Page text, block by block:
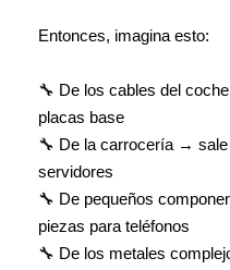
Entonces, imagina esto:
🔧 De los cables del
placas base
🔧 De la carrocería →
servidores
🔧 De pequeños
piezas para teléfonos
🔧 De los metales